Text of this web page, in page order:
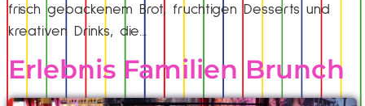
frisch gebackenem Brot, fruchtigen Desserts und
kreativen Drinks, die…
Erlebnis Familien Brunch